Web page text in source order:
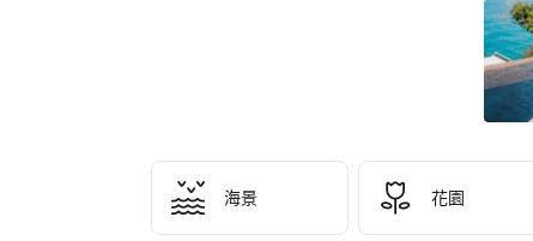
由
顧
客
於
實
入
海景 花園